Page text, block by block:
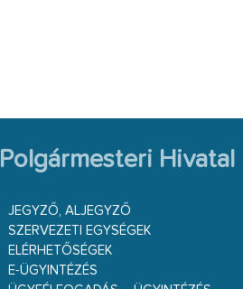
Polgármesteri Hivatal
JEGYZŐ, ALJEGYZŐ
SZERVEZETI EGYSÉGEK
ELÉRHETŐSÉGEK
E-ÜGYINTÉZÉS